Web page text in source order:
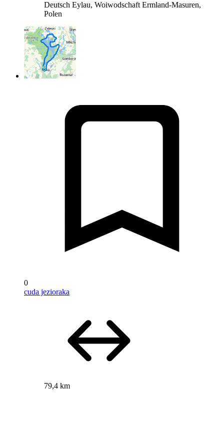
Deutsch Eylau, Woiwodschaft Ermland-Masuren,
Polen
0
cuda jezioraka
79,4 km